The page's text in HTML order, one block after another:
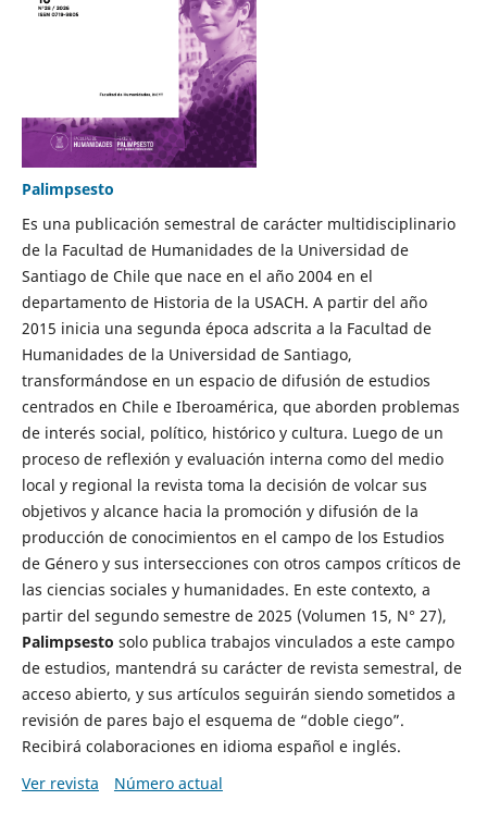
Palimpsesto
Es una publicación semestral de carácter multidisciplinario
de la Facultad de Humanidades de la Universidad de
Santiago de Chile que nace en el año 2004 en el
departamento de Historia de la USACH. A partir del año
2015 inicia una segunda época adscrita a la Facultad de
Humanidades de la Universidad de Santiago,
transformándose en un espacio de difusión de estudios
centrados en Chile e Iberoamérica, que aborden problemas
de interés social, político, histórico y cultura. Luego de un
proceso de reflexión y evaluación interna como del medio
local y regional la revista toma la decisión de volcar sus
objetivos y alcance hacia la promoción y difusión de la
producción de conocimientos en el campo de los Estudios
de Género y sus intersecciones con otros campos críticos de
las ciencias sociales y humanidades. En este contexto, a
partir del segundo semestre de 2025 (Volumen 15, N° 27),
Palimpsesto solo publica trabajos vinculados a este campo
de estudios, mantendrá su carácter de revista semestral, de
acceso abierto, y sus artículos seguirán siendo sometidos a
revisión de pares bajo el esquema de “doble ciego”.
Recibirá colaboraciones en idioma español e inglés.
Ver revista
Número actual